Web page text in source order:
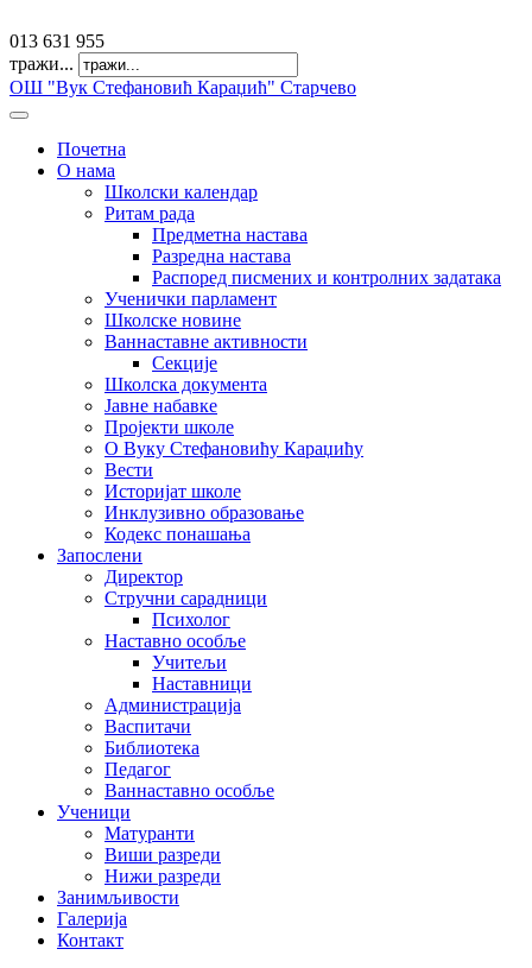
013 631 955
тражи...
ОШ "Вук Стефановић Караџић" Старчево
Почетна
О нама
Школски календар
Ритам рада
Предметна настава
Разредна настава
Распоред писмених и контролних задатака
Ученички парламент
Школске новине
Ваннаставне активности
Секције
Школска документа
Јавне набавке
Пројекти школе
О Вуку Стефановићу Караџићу
Вести
Историјат школе
Инклузивно образовање
Кодекс понашања
Запослени
Директор
Стручни сарадници
Психолог
Наставно особље
Учитељи
Наставници
Администрација
Васпитачи
Библиотека
Педагог
Ваннаставно особље
Ученици
Матуранти
Виши разреди
Нижи разреди
Занимљивости
Галерија
Контакт